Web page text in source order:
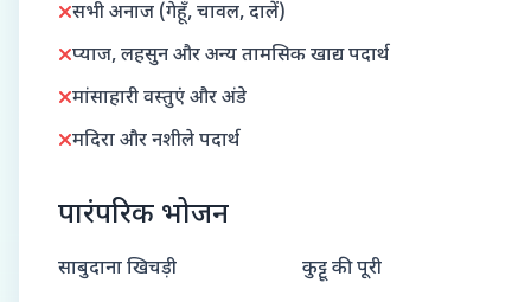
सभी अनाज (गेहूँ, चावल, दालें)
प्याज, लहसुन और अन्य तामसिक खाद्य पदार्थ
मांसाहारी वस्तुएं और अंडे
मदिरा और नशीले पदार्थ
पारंपरिक भोजन
साबुदाना खिचड़ी
कुट्टू की पूरी